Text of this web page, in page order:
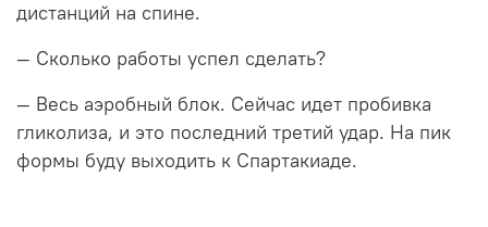
дистанций на спине.
— Сколько работы успел сделать?
— Весь аэробный блок. Сейчас идет пробивка
гликолиза, и это последний третий удар. На пик
формы буду выходить к Спартакиаде.